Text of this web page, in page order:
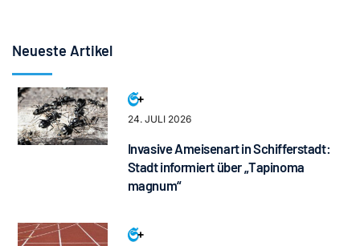
Neueste Artikel
24. JULI 2026
Invasive Ameisenart in Schifferstadt:
Stadt informiert über „Tapinoma
magnum“